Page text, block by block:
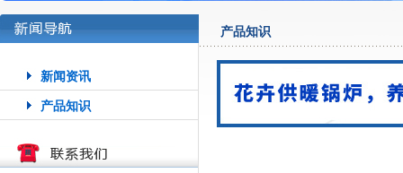
新闻资讯
产品知识
产品知识